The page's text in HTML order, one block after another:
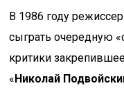
В 1986 году
сыграть очередную
критики
«Николай